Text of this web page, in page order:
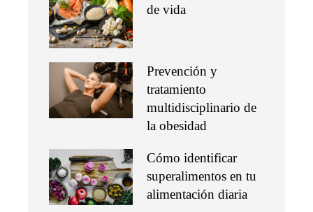
de vida
Prevención y
tratamiento
multidisciplinario de
la obesidad
Cómo identificar
superalimentos en tu
alimentación diaria